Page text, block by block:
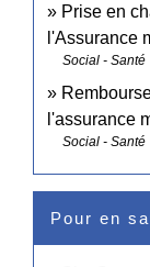
Prise en
l'Assurance
Social - Santé
l'assurance
Social - Santé
Pour en